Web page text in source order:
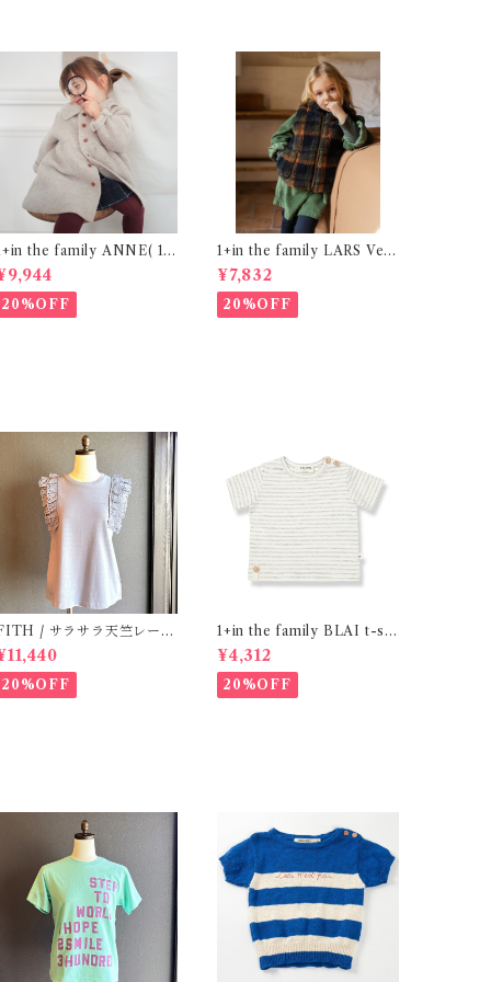
the family ANNE( 12
)
20%OFF
1+in the family LARS Vest
¥7,832
20%OFF
/ サラサラ天竺レース
シャツ (BL) / 145・155
20%OFF
1+in the family BLAI t-shi
rt (Grey)
¥4,312
20%OFF